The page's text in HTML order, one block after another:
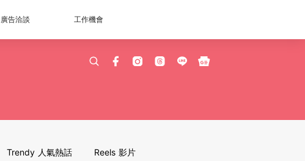
廣告洽談 工作機會
Trendy 人氣熱話 Reels 影片